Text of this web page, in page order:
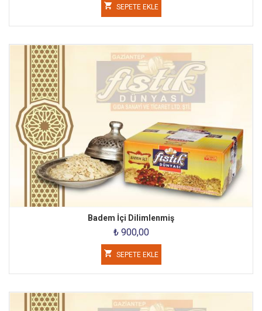
SEPETE EKLE
Badem İçi Dilimlenmiş
₺ 900,00
SEPETE EKLE